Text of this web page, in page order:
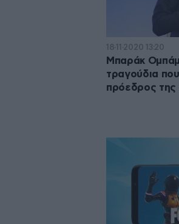
18·11·2020 13:20
Μπαράκ
τραγούδια
πρόεδρος της